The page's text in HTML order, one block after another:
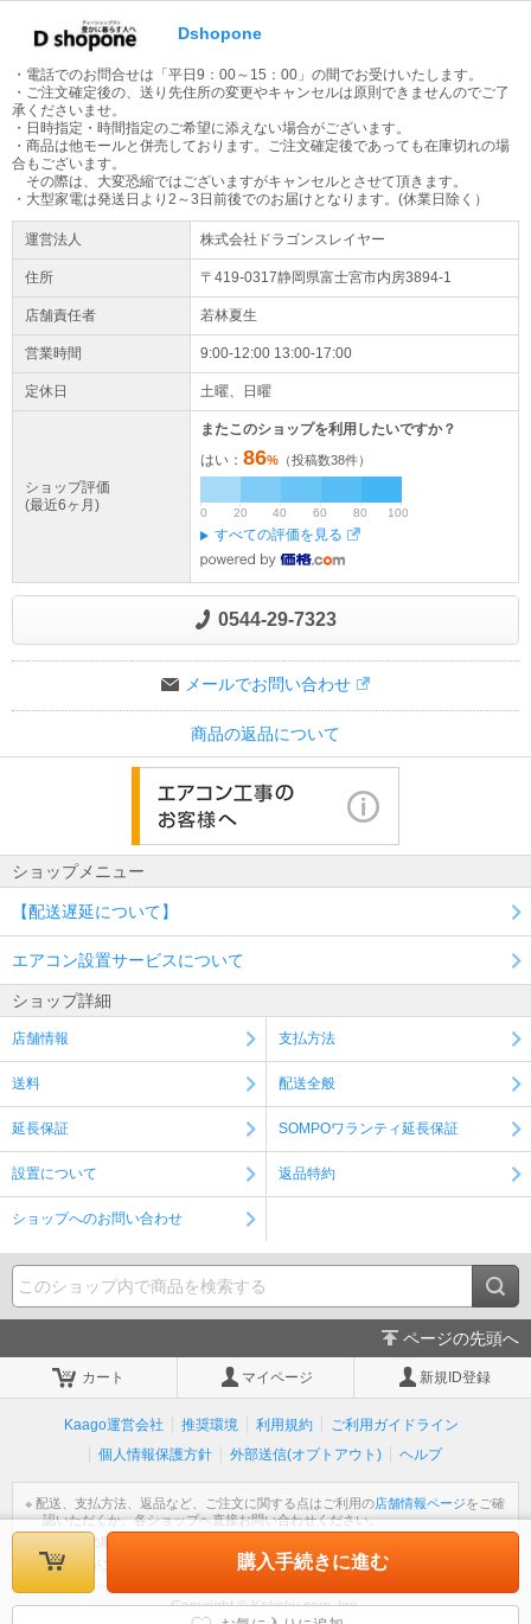
振込先ご案内について
お振込先のご案内は当社が手動で行っております。ご対応時間8：0
0～14：00（土日は除く）また、13時以降のご注文に関しては翌朝
のご案内となります。
大型家電の配送について
大型商品（梱包サイズ合計が260cmもしくは50kg以上）はヤマトホ
ームコンビニエンスでの配送となります。配送業者より到着時間の
ご連絡が当日午前中にございます。
大型商品配送注意事項
大型商品は原則日時指定不可となります。配送日のご入力は希望日
となります。地域によってはご希望に添えない場合もございます。
ご容赦ください。 ※大型商品配送不可地域：沖縄、その他離島地域
全域
Dshopone
・電話でのお問合せは「平日9：00～15：00」の間でお受けいたします。
・ご注文確定後の、送り先住所の変更やキャンセルは原則できませんのでご了
承くださいませ。
・日時指定・時間指定のご希望に添えない場合がございます。
・商品は他モールと併売しております。ご注文確定後であっても在庫切れの場
合もございます。
その際は、大変恐縮ではございますがキャンセルとさせて頂きます。
・大型家電は発送日より2～3日前後でのお届けとなります。(休業日除く）
運営法人 株式会社ドラゴンスレイヤー
住所 〒419-0317静岡県富士宮市内房3894-1
店舗責任者 若林夏生
営業時間 9:00-12:00 13:00-17:00
定休日 土曜、日曜
ショップ評価
(最近6ヶ月)
またこのショップを利用したいですか？
はい： 86% （投稿数38件）
0 20 40 60 80 100
すべての評価を見る
0544-29-7323
メールでお問い合わせ
商品の返品について
ショップメニュー
【配送遅延について】
エアコン設置サービスについて
ショップ詳細
店舗情報 支払方法
送料 配送全般
延長保証 SOMPOワランティ延長保証
設置について 返品特約
ショップへのお問い合わせ
購入手続きに進む
ページの先頭へ
カート マイページ 新規ID登録
Kaago運営会社 推奨環境 利用規約
ご利用ガイドライン
個人情報保護方針
外部送信(オプトアウト) ヘルプ
※ 配送、支払方法、返品など、ご注文に関する点はご利用の店舗情報ページをご確
認いただくか、各ショップへ直接お問い合わせください。
※ 個人情報の取扱いについては
※ 不明な点がございましたら
をご覧ください。
Copyright © Kakaku.com, Inc.